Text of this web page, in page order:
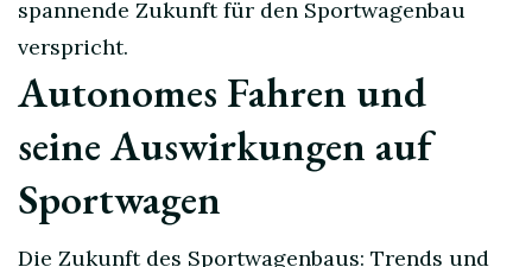
spannende Zukunft für den Sportwagenbau
verspricht.
Autonomes Fahren und
seine Auswirkungen auf
Sportwagen
Die Zukunft des Sportwagenbaus: Trends und